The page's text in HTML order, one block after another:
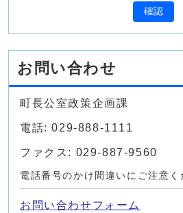
確認
お問い合わせ
町長公室政策企画課
電話: 029-888-1111
ファクス: 029-887-9560
電話番号のかけ間違いにご注意く
お問い合わせフォーム